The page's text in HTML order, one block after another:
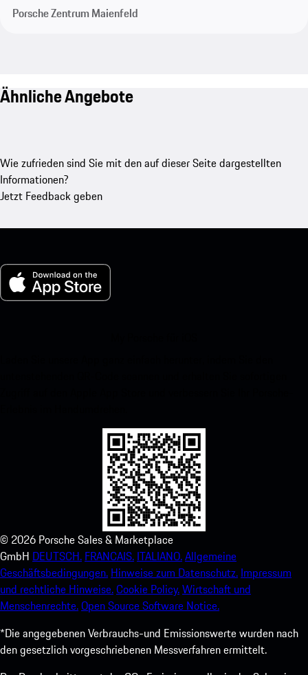
Porsche Zentrum Maienfeld
Ähnliche Angebote
Wie zufrieden sind Sie mit den auf dieser Seite dargestellten
Informationen?
Jetzt Feedback geben
© 2026 Porsche Sales & Marketplace
GmbH DEUTSCH. FRANCAIS. ITALIANO.Allgemeine
Geschäftsbedingungen. Hinweise zum Datenschutz. Impressum
und rechtliche Hinweise.Cookie Policy.Wirtschaft und
Menschenrechte.Open Source Software Notice.
*Die angegebenen Verbrauchs-und Emissionswerte wurden nach
den gesetzlich vorgeschriebenen Messverfahren ermittelt.